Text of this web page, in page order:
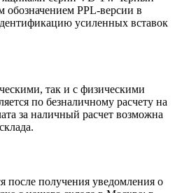
обозначением PPL-версии в
усиленных вставок
так и с физическими
по безналичному расчету на
за наличный расчет возможна
после получения уведомления о